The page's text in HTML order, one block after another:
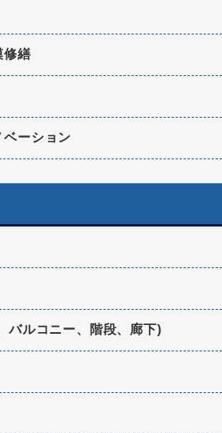
修繕
ベーション
バルコニー、階段、廊下)